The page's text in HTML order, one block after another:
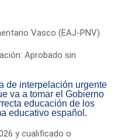
Vasco (EAJ-PNV)
Aprobado sin
de interpelación urgente
va a tomar el Gobierno
educación de los
educativo español.
y cualificado o